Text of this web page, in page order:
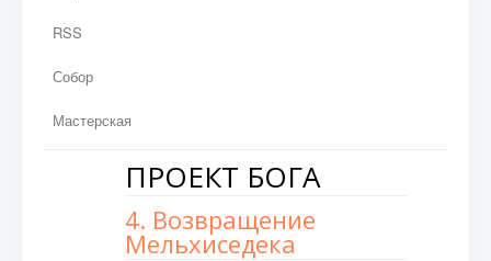
RSS
Собор
Мастерская
ПРОЕКТ БОГА
4. Возвращение
Мельхиседека